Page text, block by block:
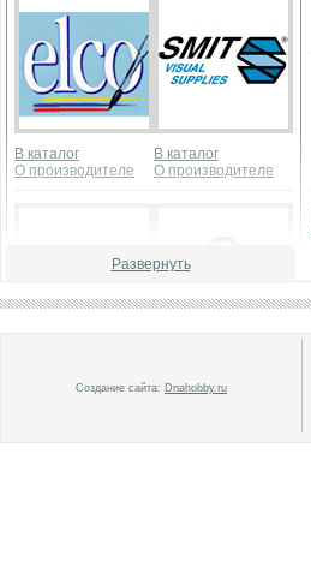
В каталог
О производителе
В каталог
О производителе
О производителе
О производителе
Развернуть
Создание сайта: Dnahobby.ru